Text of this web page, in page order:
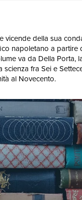
vicende della sua
napoletano a partire
va da Della Porta,
fra Sei e
al Novecento.